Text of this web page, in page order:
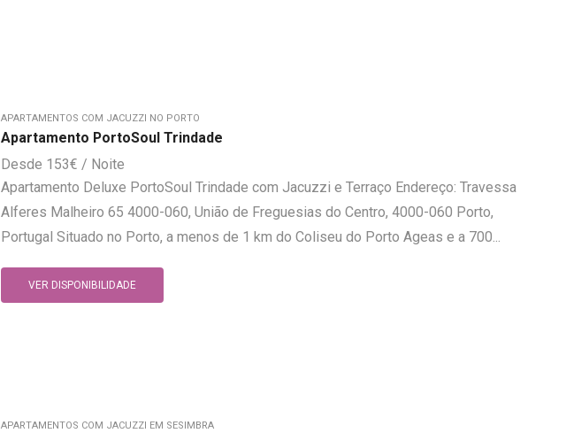
APARTAMENTOS COM JACUZZI NO PORTO
Apartamento PortoSoul Trindade
153€
Apartamento Deluxe PortoSoul Trindade com Jacuzzi e Terraço Endereço: Travessa
Alferes Malheiro 65 4000-060, União de Freguesias do Centro, 4000-060 Porto,
Portugal Situado no Porto, a menos de 1 km do Coliseu do Porto Ageas e a 700...
VER DISPONIBILIDADE
APARTAMENTOS COM JACUZZI EM SESIMBRA